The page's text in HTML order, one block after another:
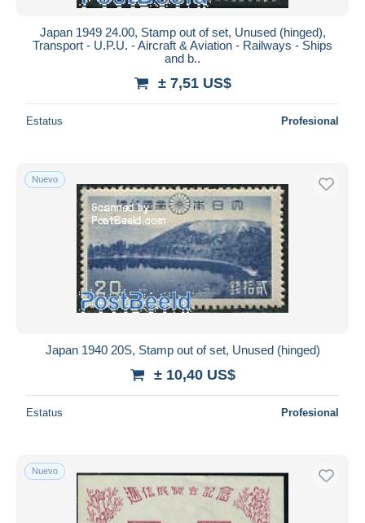
Japan 1949 24.00, Stamp out of set, Unused (hinged),
Transport - U.P.U. - Aircraft & Aviation - Railways - Ships
and b..
± 7,51 US$
Estatus Profesional
Nuevo
Japan 1940 20S, Stamp out of set, Unused (hinged)
± 10,40 US$
Estatus Profesional
Nuevo